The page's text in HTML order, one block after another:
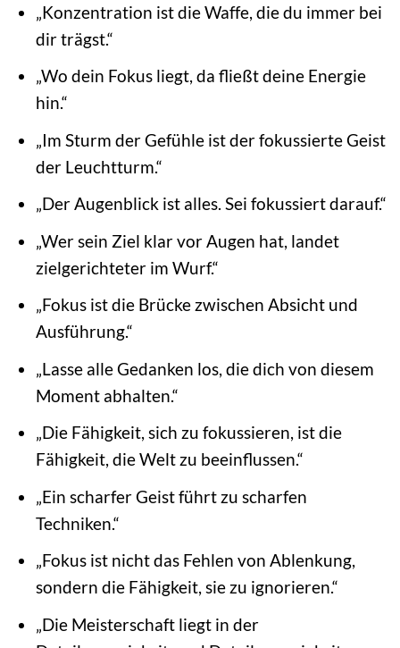
„Konzentration ist die Waffe, die du immer bei
dir trägst.“
„Wo dein Fokus liegt, da fließt deine Energie
hin.“
„Im Sturm der Gefühle ist der fokussierte Geist
der Leuchtturm.“
„Der Augenblick ist alles. Sei fokussiert darauf.“
„Wer sein Ziel klar vor Augen hat, landet
zielgerichteter im Wurf.“
„Fokus ist die Brücke zwischen Absicht und
Ausführung.“
„Lasse alle Gedanken los, die dich von diesem
Moment abhalten.“
„Die Fähigkeit, sich zu fokussieren, ist die
Fähigkeit, die Welt zu beeinflussen.“
„Ein scharfer Geist führt zu scharfen
Techniken.“
„Fokus ist nicht das Fehlen von Ablenkung,
sondern die Fähigkeit, sie zu ignorieren.“
„Die Meisterschaft liegt in der